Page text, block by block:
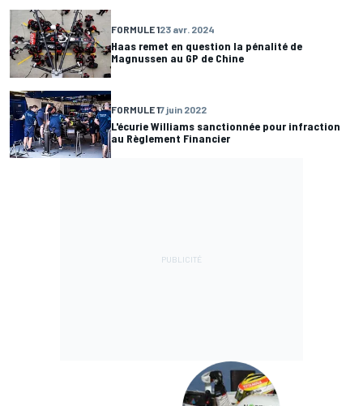
FORMULE 123 avr. 2024
Haas remet en question la pénalité de
Magnussen au GP de Chine
FORMULE 17 juin 2022
L'écurie Williams sanctionnée pour infraction
au Règlement Financier